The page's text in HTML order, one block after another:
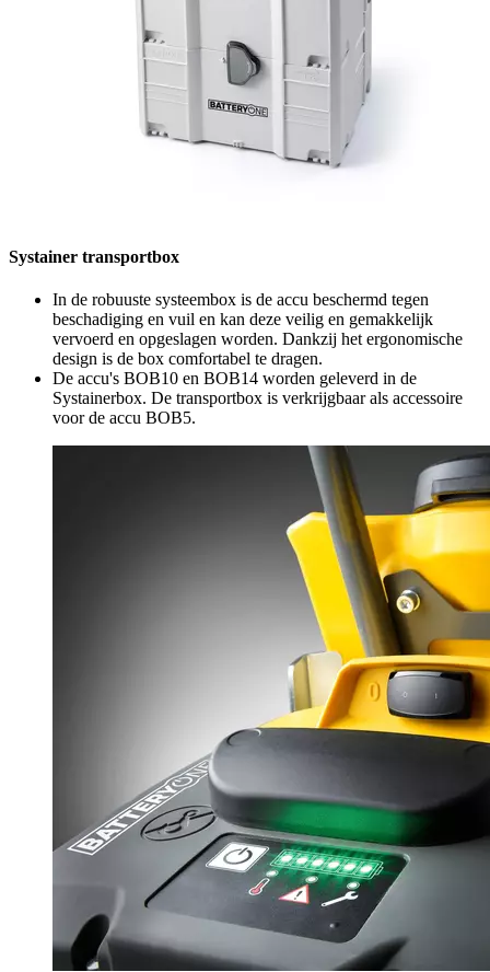
Systainer transportbox
In de robuuste systeembox is de accu beschermd tegen
beschadiging en vuil en kan deze veilig en gemakkelijk
vervoerd en opgeslagen worden. Dankzij het ergonomische
design is de box comfortabel te dragen.
De accu's BOB10 en BOB14 worden geleverd in de
Systainerbox. De transportbox is verkrijgbaar als accessoire
voor de accu BOB5.